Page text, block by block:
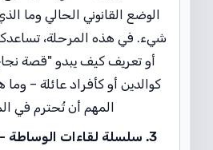
الوضع القانوني الحالي وما
شيء. في هذه المرحلة،
أو تعريف كيف يبدو "قصة
كوالدين أو كأفراد عائلة –
المهم أن تُحترم في
3. سلسلة لقاءات